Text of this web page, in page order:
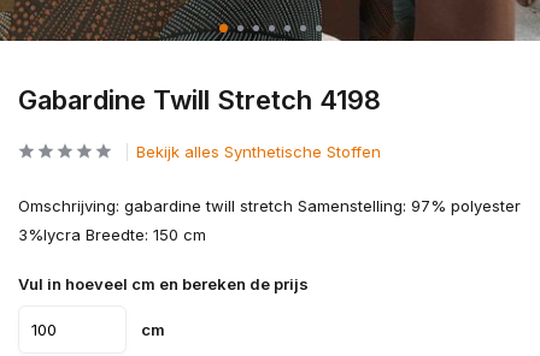
Gabardine Twill Stretch 4198
Bekijk alles Synthetische Stoffen
Omschrijving: gabardine twill stretch Samenstelling: 97% polyester
3%lycra Breedte: 150 cm
Vul in hoeveel cm en bereken de prijs
cm